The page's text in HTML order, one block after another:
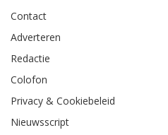
Contact
Adverteren
Redactie
Colofon
Privacy & Cookiebeleid
Nieuwsscript